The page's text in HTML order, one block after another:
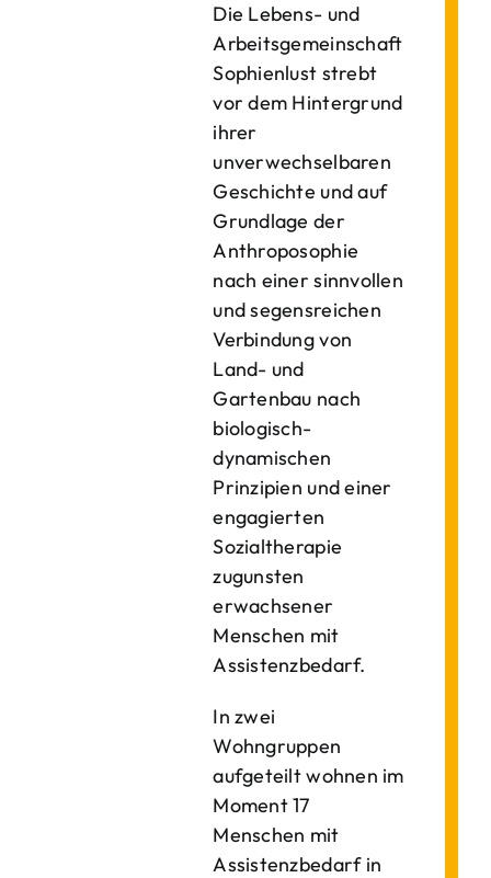
Die Lebens- und
Arbeitsgemeinschaft
Sophienlust strebt
vor dem Hintergrund
ihrer
unverwechselbaren
Geschichte und auf
Grundlage der
Anthroposophie
nach einer sinnvollen
und segensreichen
Verbindung von
Land- und
Gartenbau nach
biologisch-
dynamischen
Prinzipien und einer
engagierten
Sozialtherapie
zugunsten
erwachsener
Menschen mit
Assistenzbedarf.
In zwei
Wohngruppen
aufgeteilt wohnen im
Moment 17
Menschen mit
Assistenzbedarf in